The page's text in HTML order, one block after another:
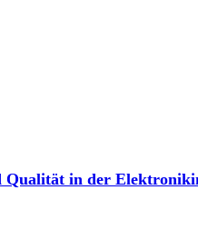
in der